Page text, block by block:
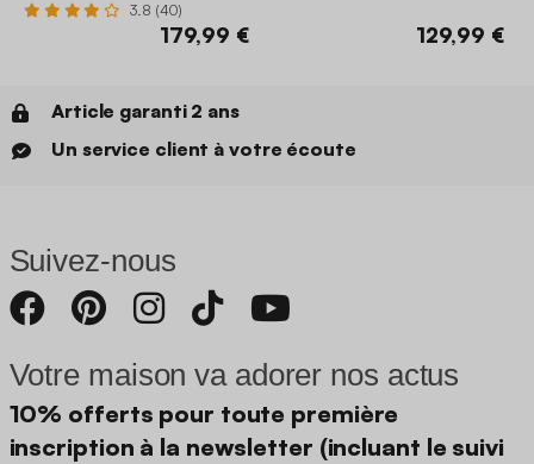
3.8 (40)
179,99 € 129,99 €
Article garanti 2 ans
Un service client à votre écoute
Suivez-nous
Votre maison va adorer nos actus
10% offerts pour toute première
inscription à la newsletter (incluant le suivi